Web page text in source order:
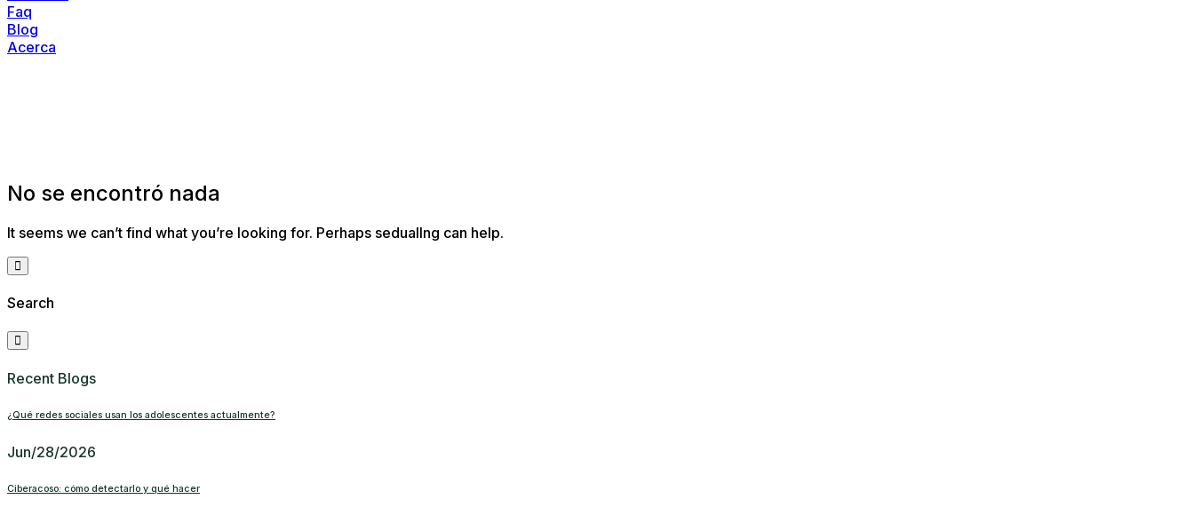
Faq
Blog
Acerca
No se encontró nada
It seems we can’t find what you’re looking for. Perhaps seduallng can help.
Search
Recent Blogs
¿Qué redes sociales usan los adolescentes actualmente?
Jun/28/2026
Ciberacoso: cómo detectarlo y qué hacer